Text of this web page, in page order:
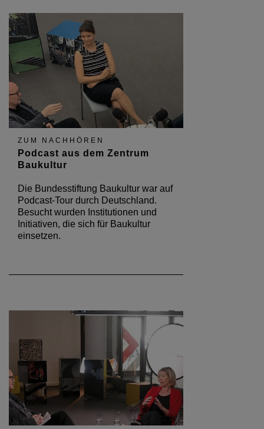
ZUM NACHHÖREN
Podcast aus dem Zentrum
Baukultur
Die Bundesstiftung Baukultur war auf
Podcast-Tour durch Deutschland.
Besucht wurden Institutionen und
Initiativen, die sich für Baukultur
einsetzen.